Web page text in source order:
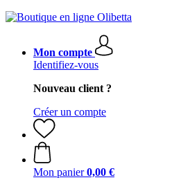
Mon compte
Identifiez-vous
Nouveau client ?
Créer un compte
Mon panier 0,00 €